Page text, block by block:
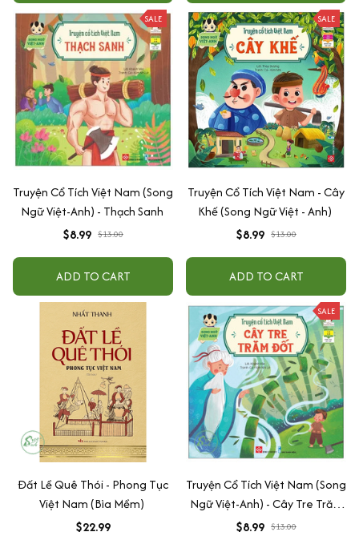
SALE
Truyện Cổ Tích Việt Nam (Song
Ngữ Việt-Anh) - Thạch Sanh
$8.99 $13.00
ADD TO CART
SALE
Truyện Cổ Tích Việt Nam - Cây
Khế (Song Ngữ Việt - Anh)
$8.99 $13.00
ADD TO CART
Đất Lề Quê Thói - Phong Tục
Việt Nam (Bìa Mềm)
$22.99
SALE
Truyện Cổ Tích Việt Nam (Song
Ngữ Việt-Anh) - Cây Tre Trăm
Đốt
$8.99 $13.00